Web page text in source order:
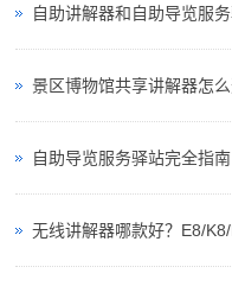
自助讲解器和自助导览服
自助导览服务驿站完全指